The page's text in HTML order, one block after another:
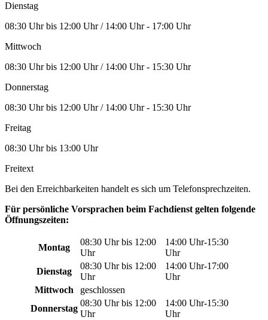
Dienstag
08:30 Uhr bis 12:00 Uhr / 14:00 Uhr - 17:00 Uhr
Mittwoch
08:30 Uhr bis 12:00 Uhr / 14:00 Uhr - 15:30 Uhr
Donnerstag
08:30 Uhr bis 12:00 Uhr / 14:00 Uhr - 15:30 Uhr
Freitag
08:30 Uhr bis 13:00 Uhr
Freitext
Bei den Erreichbarkeiten handelt es sich um Telefonsprechzeiten.
Für persönliche Vorsprachen beim Fachdienst gelten folgende
Öffnungszeiten:
Montag
08:30 Uhr bis 12:00
Uhr
14:00 Uhr-15:30
Uhr
Dienstag
08:30 Uhr bis 12:00
Uhr
14:00 Uhr-17:00
Uhr
Mittwoch
geschlossen
Donnerstag
08:30 Uhr bis 12:00
Uhr
14:00 Uhr-15:30
Uhr